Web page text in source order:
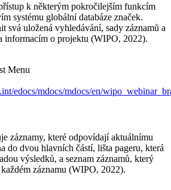
k některým pokročilejším funkcím
systému globální databáze značek.
svá uložená vyhledávání, sady záznamů a
informacím o projektu (WIPO, 2022).
Menu
edocs/mdocs/mdocs/en/
záznamy, které odpovídají aktuálnímu
do dvou hlavních částí, lišta pageru, která
výsledků, a seznam záznamů, který
záznamu (WIPO, 2022).